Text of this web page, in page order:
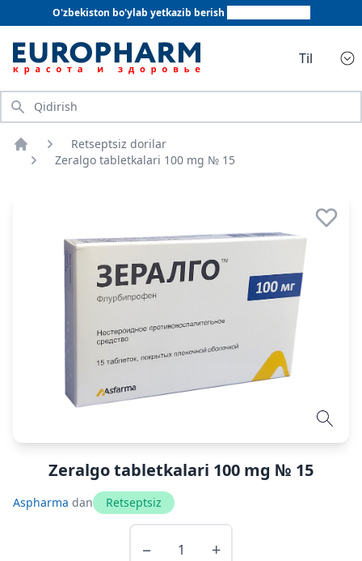
O'zbekiston bo'ylab yetkazib berish
Til
Qidirish
Bosh sahifa
Retseptsiz dorilar
Zeralgo tabletkalari 100 mg № 15
Zeralgo tabletkalari 100 mg № 15
Aspharma dan Retseptsiz
− +